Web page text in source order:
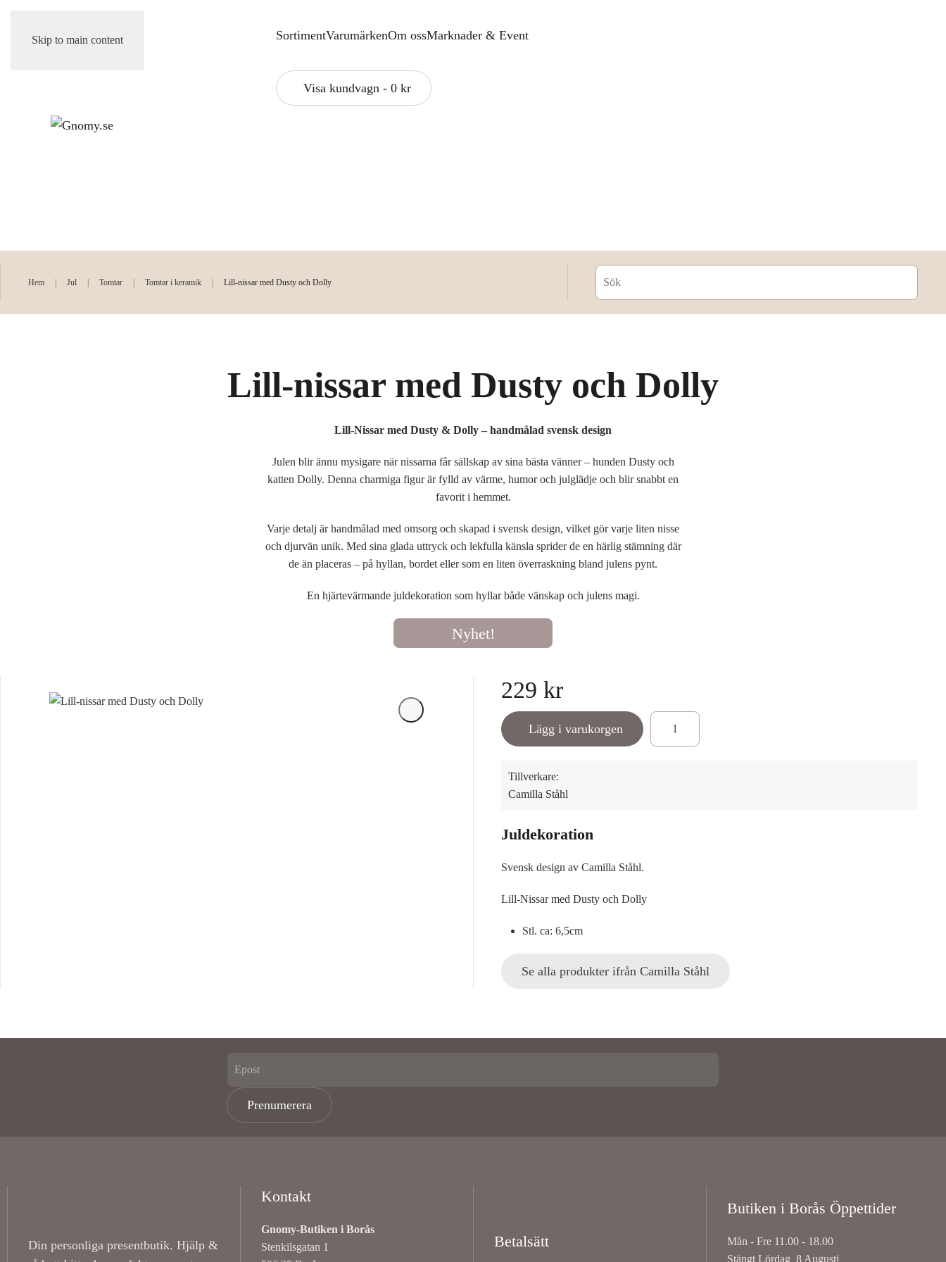
Skip to main content SortimentVarumärkenOm ossMarknader & Event
Visa kundvagn - 0 kr
Kundvagnen är tom
Hem Jul Tomtar Tomtar i keramik Lill-nissar med Dusty och Dolly
Lill-nissar med Dusty och Dolly
Lill-Nissar med Dusty & Dolly – handmålad svensk design
Julen blir ännu mysigare när nissarna får sällskap av sina bästa vänner – hunden Dusty och
katten Dolly. Denna charmiga figur är fylld av värme, humor och julglädje och blir snabbt en
favorit i hemmet.
Varje detalj är handmålad med omsorg och skapad i svensk design, vilket gör varje liten nisse
och djurvän unik. Med sina glada uttryck och lekfulla känsla sprider de en härlig stämning där
de än placeras – på hyllan, bordet eller som en liten överraskning bland julens pynt.
En hjärtevärmande juldekoration som hyllar både vänskap och julens magi.
Nyhet!
229 kr
Lägg i varukorgen
Tillverkare:
Camilla Ståhl
Juldekoration
Svensk design av Camilla Ståhl.
Lill-Nissar med Dusty och Dolly
Stl. ca: 6,5cm
Se alla produkter ifrån Camilla Ståhl
Prenumerera
Din personliga presentbutik. Hjälp &
Kontakt
Gnomy-Butiken i Borås
Stenkilsgatan 1
Betalsätt
Butiken i Borås Öppettider
Mån - Fre 11.00 - 18.00
Stängt Lördag 8 Augusti